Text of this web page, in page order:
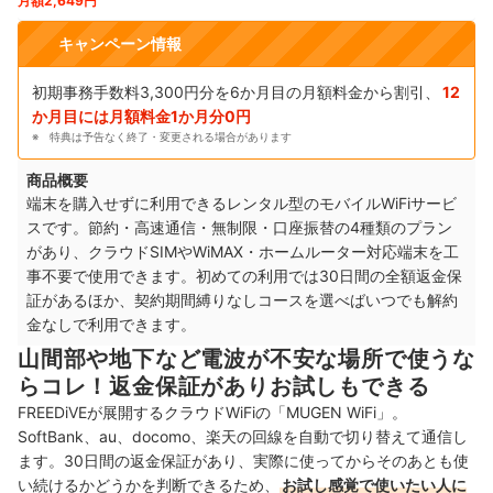
キャンペーン情報
初期事務手数料3,300円分を6か月目の月額料金から割引、
12
か月目には月額料金1か月分0円
特典は予告なく終了・変更される場合があります
商品概要
端末を購入せずに利用できるレンタル型のモバイルWiFiサービ
スです。節約・高速通信・無制限・口座振替の4種類のプラン
があり、クラウドSIMやWiMAX・ホームルーター対応端末を工
事不要で使用できます。初めての利用では30日間の全額返金保
証があるほか、契約期間縛りなしコースを選べばいつでも解約
金なしで利用できます。
山間部や地下など電波が不安な場所で使うな
らコレ！返金保証がありお試しもできる
FREEDiVEが展開するクラウドWiFiの「MUGEN WiFi」。
SoftBank、au、docomo、楽天の回線を自動で切り替えて通信し
ます。30日間の返金保証があり、実際に使ってからそのあとも使
い続けるかどうかを判断できるため、
お試し感覚で使いたい人に